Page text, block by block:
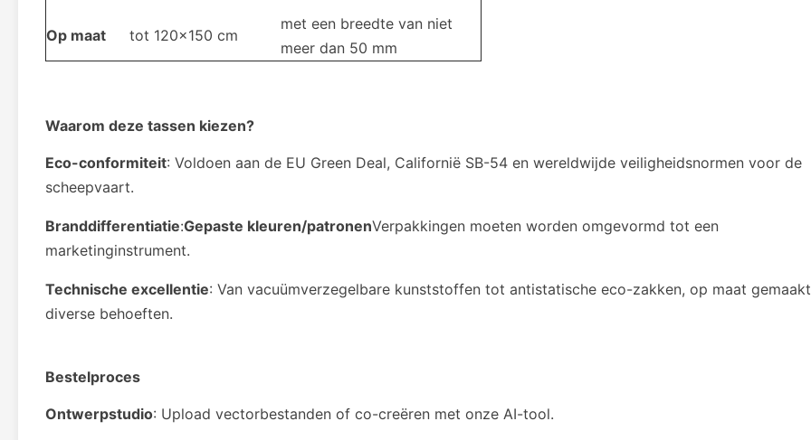
Op maat tot 120x150 cm
met een breedte van niet
meer dan 50 mm
Waarom deze tassen kiezen?
Eco-conformiteit: Voldoen aan de EU Green Deal, Californië SB-54 en wereldwijde veiligheidsnormen voor de
scheepvaart.
Branddifferentiatie:Gepaste kleuren/patronenVerpakkingen moeten worden omgevormd tot een
marketinginstrument.
Technische excellentie: Van vacuümverzegelbare kunststoffen tot antistatische eco-zakken, op maat
diverse behoeften.
Bestelproces
Ontwerpstudio: Upload vectorbestanden of co-creëren met onze AI-tool.